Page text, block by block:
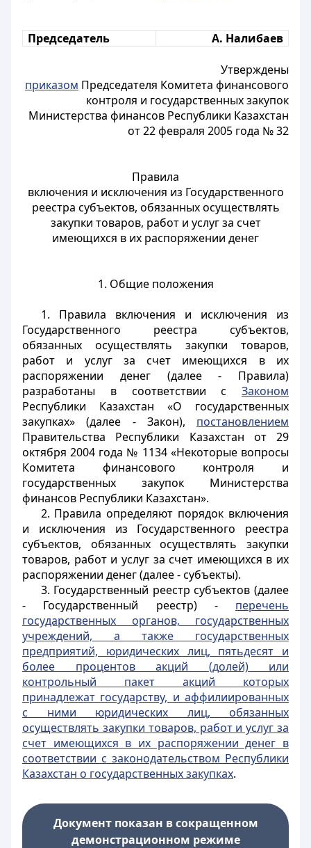
Председатель А. Налибаев
Утверждены
приказом Председателя Комитета финансового
контроля и государственных закупок
Министерства финансов Республики Казахстан
от 22 февраля 2005 года № 32
Правила
включения и исключения из Государственного
реестра субъектов, обязанных осуществлять
закупки товаров, работ и услуг за счет
имеющихся в их распоряжении денег
1. Общие положения
1. Правила включения и исключения из
Государственного реестра субъектов,
обязанных осуществлять закупки товаров,
работ и услуг за счет имеющихся в их
распоряжении денег (далее - Правила)
разработаны в соответствии с Законом
Республики Казахстан «О государственных
закупках» (далее - Закон), постановлением
Правительства Республики Казахстан от 29
октября 2004 года № 1134 «Некоторые вопросы
Комитета финансового контроля и
государственных закупок Министерства
финансов Республики Казахстан».
2. Правила определяют порядок включения
и исключения из Государственного реестра
субъектов, обязанных осуществлять закупки
товаров, работ и услуг за счет имеющихся в их
распоряжении денег (далее - субъекты).
3. Государственный реестр субъектов (далее
- Государственный реестр) - перечень
государственных органов, государственных
учреждений, а также государственных
предприятий, юридических лиц, пятьдесят и
более процентов акций (долей) или
контрольный пакет акций которых
принадлежат государству, и аффилиированных
с ними юридических лиц, обязанных
осуществлять закупки товаров, работ и услуг за
счет имеющихся в их распоряжении денег в
соответствии с законодательством Республики
Казахстан о государственных закупках.
Документ показан в сокращенном
демонстрационном режиме